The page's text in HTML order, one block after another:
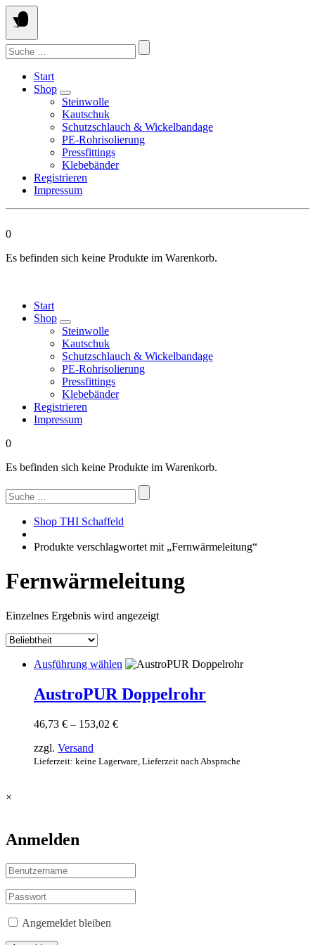
Springen
Sie
zum
Inhalt
Suchen
nach:
Start
Shop
Steinwolle
Kautschuk
Schutzschlauch & Wickelbandage
PE-Rohrisolierung
Pressfittings
Klebebänder
Registrieren
Impressum
0
Es befinden sich keine Produkte im Warenkorb.
Start
Shop
Steinwolle
Kautschuk
Schutzschlauch & Wickelbandage
PE-Rohrisolierung
Pressfittings
Klebebänder
Registrieren
Impressum
0
Es befinden sich keine Produkte im Warenkorb.
Suchen
nach:
Shop THI Schaffeld
Produkte verschlagwortet mit „Fernwärmeleitung“
Fernwärmeleitung
Einzelnes Ergebnis wird angezeigt
Ausführung wählen Dieses
weist
mehrere
können
AustroPUR Doppelrohr
46,73 € – 153,02 €Preisspanne:
153,02 €
zzgl. Versand
Lieferzeit: keine Lagerware, Lieferzeit nach Absprache
×
Anmelden
Angemeldet bleiben